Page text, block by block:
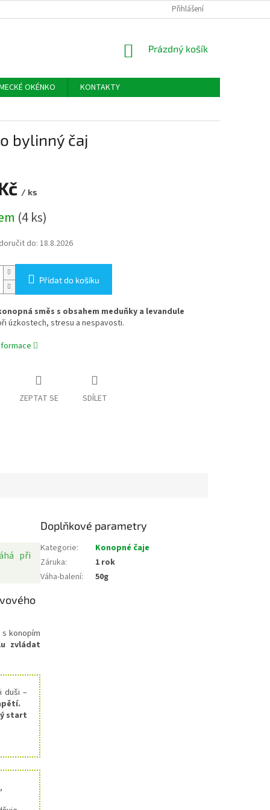
Přihlášení
NÁKUPNÍ
Prázdný košík
OKÉNKO
KONTAKTY
bylinný čaj
/ ks
(4 ks)
do: 18.8.2026
Přidat do košíku
směs s obsahem meduňky a levandule
úzkostech, stresu a nespavosti.
ZEPTAT SE SDÍLET
při
konopím
zvládat
duši –
start
Doplňkové parametry
Kategorie:
Konopné čaje
Záruka:
1 rok
Váha-balení: 50g